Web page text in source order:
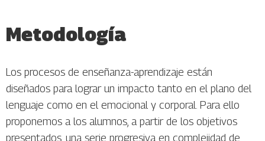
Metodología
Los procesos de enseñanza-aprendizaje están
diseñados para lograr un impacto tanto en el plano del
lenguaje como en el emocional y corporal. Para ello
proponemos a los alumnos, a partir de los objetivos
presentados, una serie progresiva en complejidad de